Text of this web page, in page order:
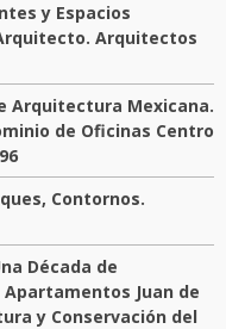
y Espacios
Arquitectos
Arquitectura Mexicana.
de Oficinas Centro
Contornos.
Década de
Juan de
y Conservación del